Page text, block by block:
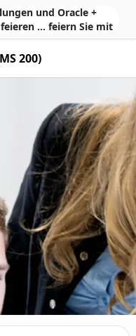
und Oracle +
... feiern Sie mit
200)